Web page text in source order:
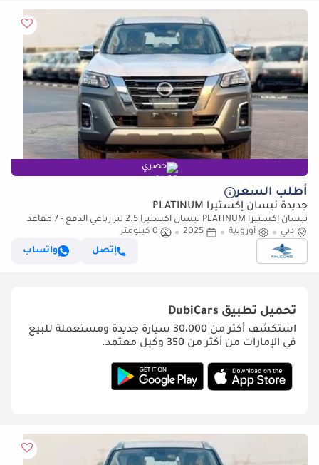
حصري
أطلب السعر
جديدة نيسان إكستيرا PLATINUM
نيسان إكستيرا PLATINUM نيسان اكستيرا 2.5 لتر رباعي الدفع - 7 مقاعد
(للتصدير فقط) (للتصدير فقط)
دبي أوروبية 2025
0 كيلومتر
إتصل
واتساب
تحميل تطبيق DubiCars
استكشف أكثر من 30،000 سيارة جديدة ومستعملة للبيع
في الإمارات من أكثر من 350 وكيل معتمد.